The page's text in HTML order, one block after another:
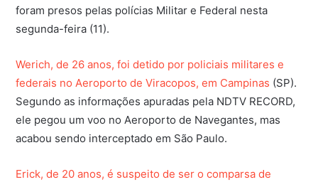
foram presos pelas polícias Militar e Federal nesta
segunda-feira (11).
Werich, de 26 anos, foi detido por policiais militares e
federais no Aeroporto de Viracopos, em Campinas (SP).
Segundo as informações apuradas pela NDTV RECORD,
ele pegou um voo no Aeroporto de Navegantes, mas
acabou sendo interceptado em São Paulo.
Erick, de 20 anos, é suspeito de ser o comparsa de